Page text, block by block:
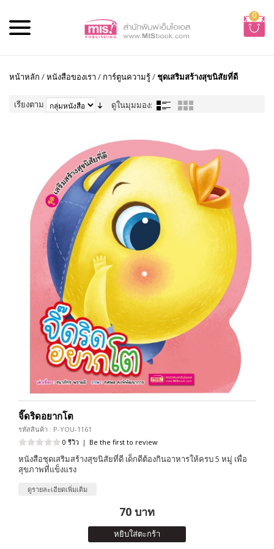
0
หน้าหลัก /หนังสือของเรา / การ์ตูนความรู้/ ชุดเสริมสร้างสุขนิสัยที่ดี
เรียงตาม ดูในมุมมอง:
จิ๊ดริดอยากโต
รหัสสินค้า : P-YOU-1161
0 รีวิว | Be the first to review
หนังสือชุดเสริมสร้างสุขนิสัยที่ดี เด็กดีต้องกินอาหารให้ครบ 5 หมู่ เพื่อ
สุขภาพที่แข็งแรง
ดูรายละเอียดเพิ่มเติม
70 บาท
หยิบใส่ตะกร้า